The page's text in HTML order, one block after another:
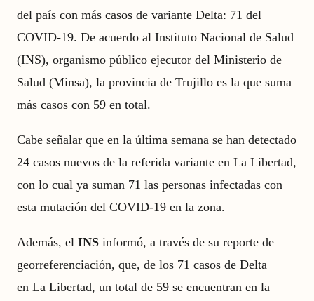
del país con más casos de variante Delta: 71 del
COVID-19. De acuerdo al Instituto Nacional de Salud
(INS), organismo público ejecutor del Ministerio de
Salud (Minsa), la provincia de Trujillo es la que suma
más casos con 59 en total.
Cabe señalar que en la última semana se han detectado
24 casos nuevos de la referida variante en La Libertad,
con lo cual ya suman 71 las personas infectadas con
esta mutación del COVID-19 en la zona.
Además, el INS informó, a través de su reporte de
georreferenciación, que, de los 71 casos de Delta
en La Libertad, un total de 59 se encuentran en la